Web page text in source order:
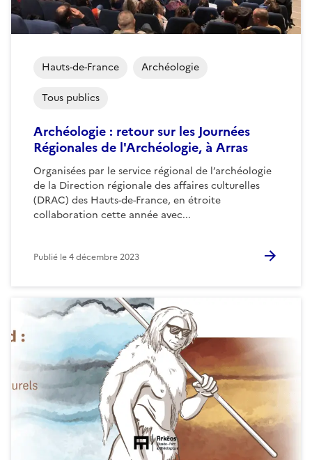
Archéologie : retour sur les Journées
Régionales de l'Archéologie, à Arras
Organisées par le service régional de l’archéologie
de la Direction régionale des affaires culturelles
(DRAC) des Hauts-de-France, en étroite
collaboration cette année avec...
Hauts-de-France Archéologie
Tous publics
Publié le4 décembre 2023